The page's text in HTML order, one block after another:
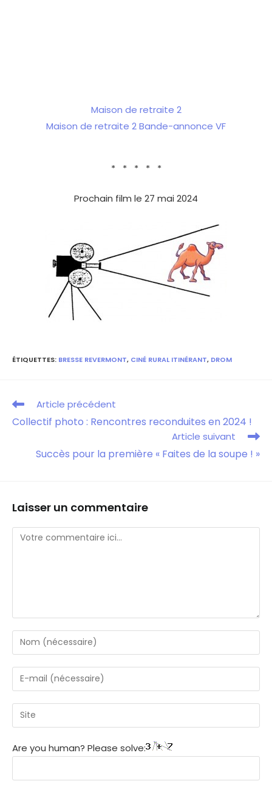
Maison de retraite 2
Maison de retraite 2 Bande-annonce VF
* * * * *
Prochain film le 27 mai 2024
ÉTIQUETTES: BRESSE REVERMONT, CINÉ RURAL ITINÉRANT, DROM
Article précédent
Collectif photo : Rencontres reconduites en 2024 !
Article suivant
Succès pour la première « Faites de la soupe ! »
Laisser un commentaire
Are you human? Please solve: